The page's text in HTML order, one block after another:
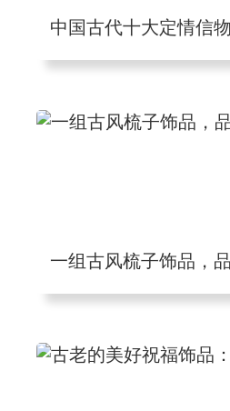
中国古代十大定情信
一组古风梳子饰品，